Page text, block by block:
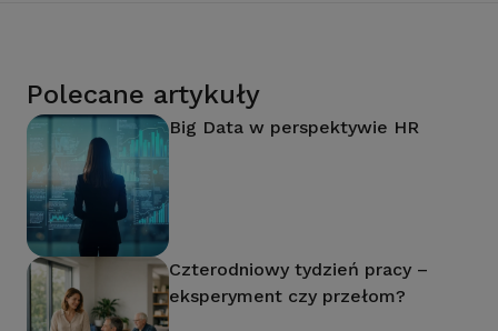
Polecane artykuły
Big Data w perspektywie HR
Czterodniowy tydzień pracy –
eksperyment czy przełom?